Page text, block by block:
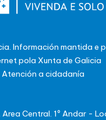
Información mantida e
pola Xunta de Galicia
Atención a cidadanía
Area Central. 1º Andar -